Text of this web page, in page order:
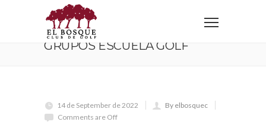
Home Grupos Escuela Golf
GRUPOS ESCUELA GOLF
14 de September de 2022
By elbosquec
Comments are Off